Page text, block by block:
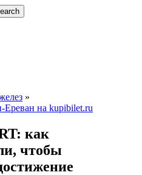
»
на kupibilet.ru
как
чтобы